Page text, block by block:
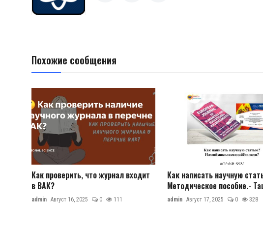
Похожие сообщения
Как проверить, что журнал входит
в ВАК?
admin Август 16, 2025 0 111
Как написать научную
Методическое пособие.-
admin Август 17, 2025 0 328